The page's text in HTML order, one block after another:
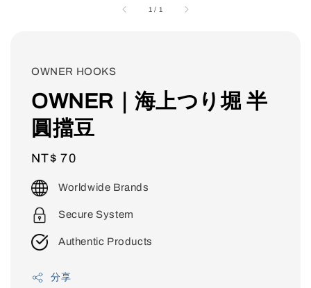
1 / 1
OWNER HOOKS
OWNER｜海上つり堀 半
圓擋豆
Regular
price
NT$ 70
Worldwide Brands
Secure System
Authentic Products
分享